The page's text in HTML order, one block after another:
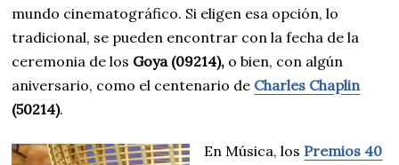
mundo cinematográfico. Si eligen esa opción, lo
tradicional, se pueden encontrar con la fecha de la
ceremonia de los Goya (09214), o bien, con algún
aniversario, como el centenario de Charles Chaplin
(50214).
En Música, los Premios 40